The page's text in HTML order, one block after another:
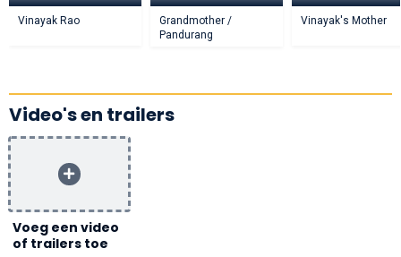
Vinayak Rao
Grandmother /
Pandurang
Vinayak's Mother
Video's en trailers
Voeg een video
of trailers toe